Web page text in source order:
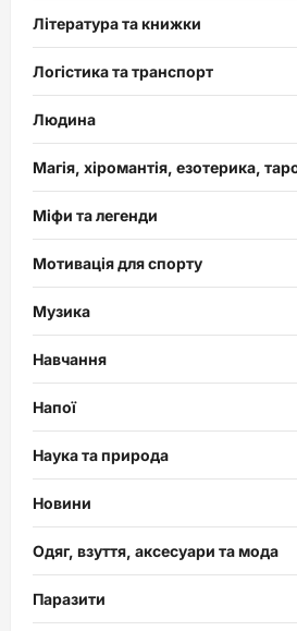
Література та книжки
Логістика та транспорт
Людина
Магія, хіромантія, езотерика,
Міфи та легенди
Мотивація для спорту
Музика
Навчання
Напої
Наука та природа
Новини
Одяг, взуття, аксесуари та мода
Паразити